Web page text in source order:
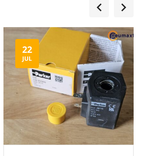
22
JUL